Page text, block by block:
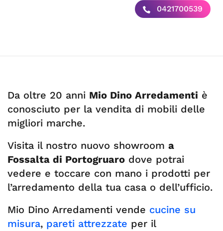
0421700539
Da oltre 20 anni Mio Dino Arredamenti è
conosciuto per la vendita di mobili delle
migliori marche.
Visita il nostro nuovo showroom a
Fossalta di Portogruaro dove potrai
vedere e toccare con mano i prodotti per
l’arredamento della tua casa o dell’ufficio.
Mio Dino Arredamenti vende cucine su
misura, pareti attrezzate per il